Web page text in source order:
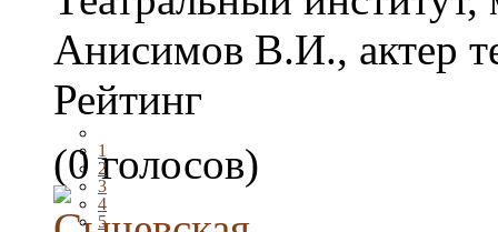
Анисимов В.И., актер
Рейтинг
1
2
3
4
5
(0 голосов)